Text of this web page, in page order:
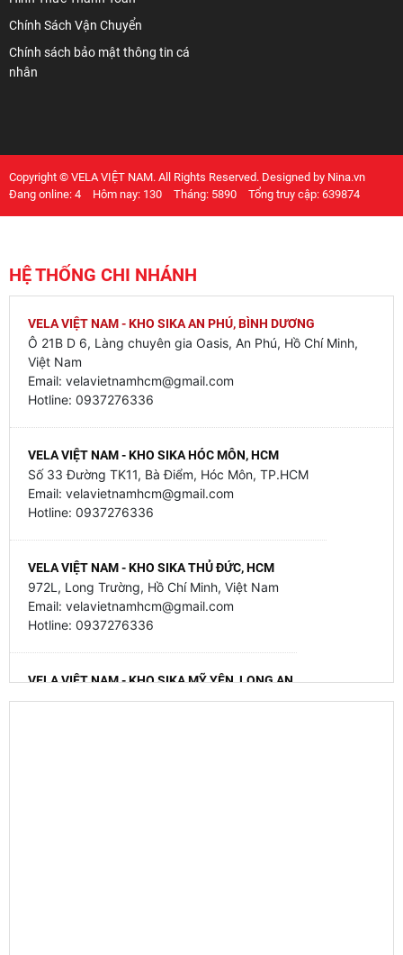
Chính Sách Vận Chuyển
Chính sách bảo mật thông tin cá
nhân
Copyright © VELA VIỆT NAM. All Rights Reserved. Designed by Nina.vn
Đang online: 4
Hôm nay: 130 Tháng: 5890 Tổng truy cập: 639874
HỆ THỐNG CHI NHÁNH
VELA VIỆT NAM - KHO SIKA AN PHÚ, BÌNH DƯƠNG
Ô 21B D 6, Làng chuyên gia Oasis, An Phú, Hồ Chí Minh,
Việt Nam
Email: velavietnamhcm@gmail.com
Hotline: 0937276336
VELA VIỆT NAM - KHO SIKA HÓC MÔN, HCM
Số 33 Đường TK11, Bà Điểm, Hóc Môn, TP.HCM
Email: velavietnamhcm@gmail.com
Hotline: 0937276336
VELA VIỆT NAM - KHO SIKA THỦ ĐỨC, HCM
972L, Long Trường, Hồ Chí Minh, Việt Nam
Email: velavietnamhcm@gmail.com
Hotline: 0937276336
VELA VIỆT NAM - KHO SIKA MỸ YÊN, LONG AN
79 Mỹ Yên - Tân Bửu, Mỹ Yên, Tây Ninh, Việt Nam